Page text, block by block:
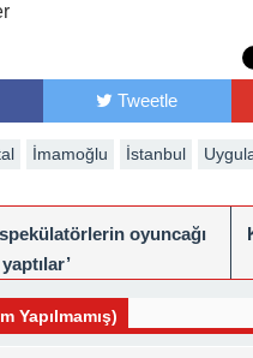
Tweetle
İmamoğlu İstanbul
spekülatörlerin oyuncağı
yaptılar’
Yapılmamış)